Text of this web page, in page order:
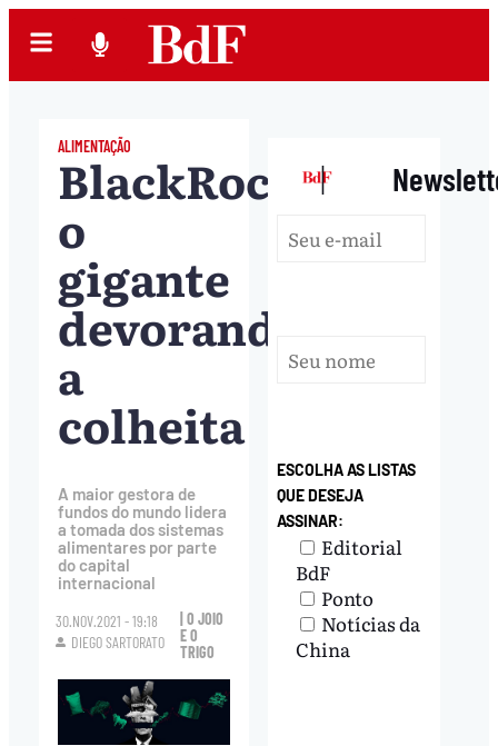
ALIMENTAÇÃO
BlackRock,
o
gigante
devorando
a
colheita
A maior gestora de
fundos do mundo lidera
a tomada dos sistemas
alimentares por parte
do capital
internacional
30.NOV.2021 - 19:18
DIEGO SARTORATO
| O JOIO
E O
TRIGO
|
ESCOLHA AS LISTAS
QUE DESEJA
ASSINAR:
Editorial
BdF
Ponto
Notícias da
China